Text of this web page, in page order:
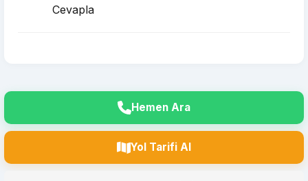
Cevapla
Hemen Ara
Yol Tarifi Al